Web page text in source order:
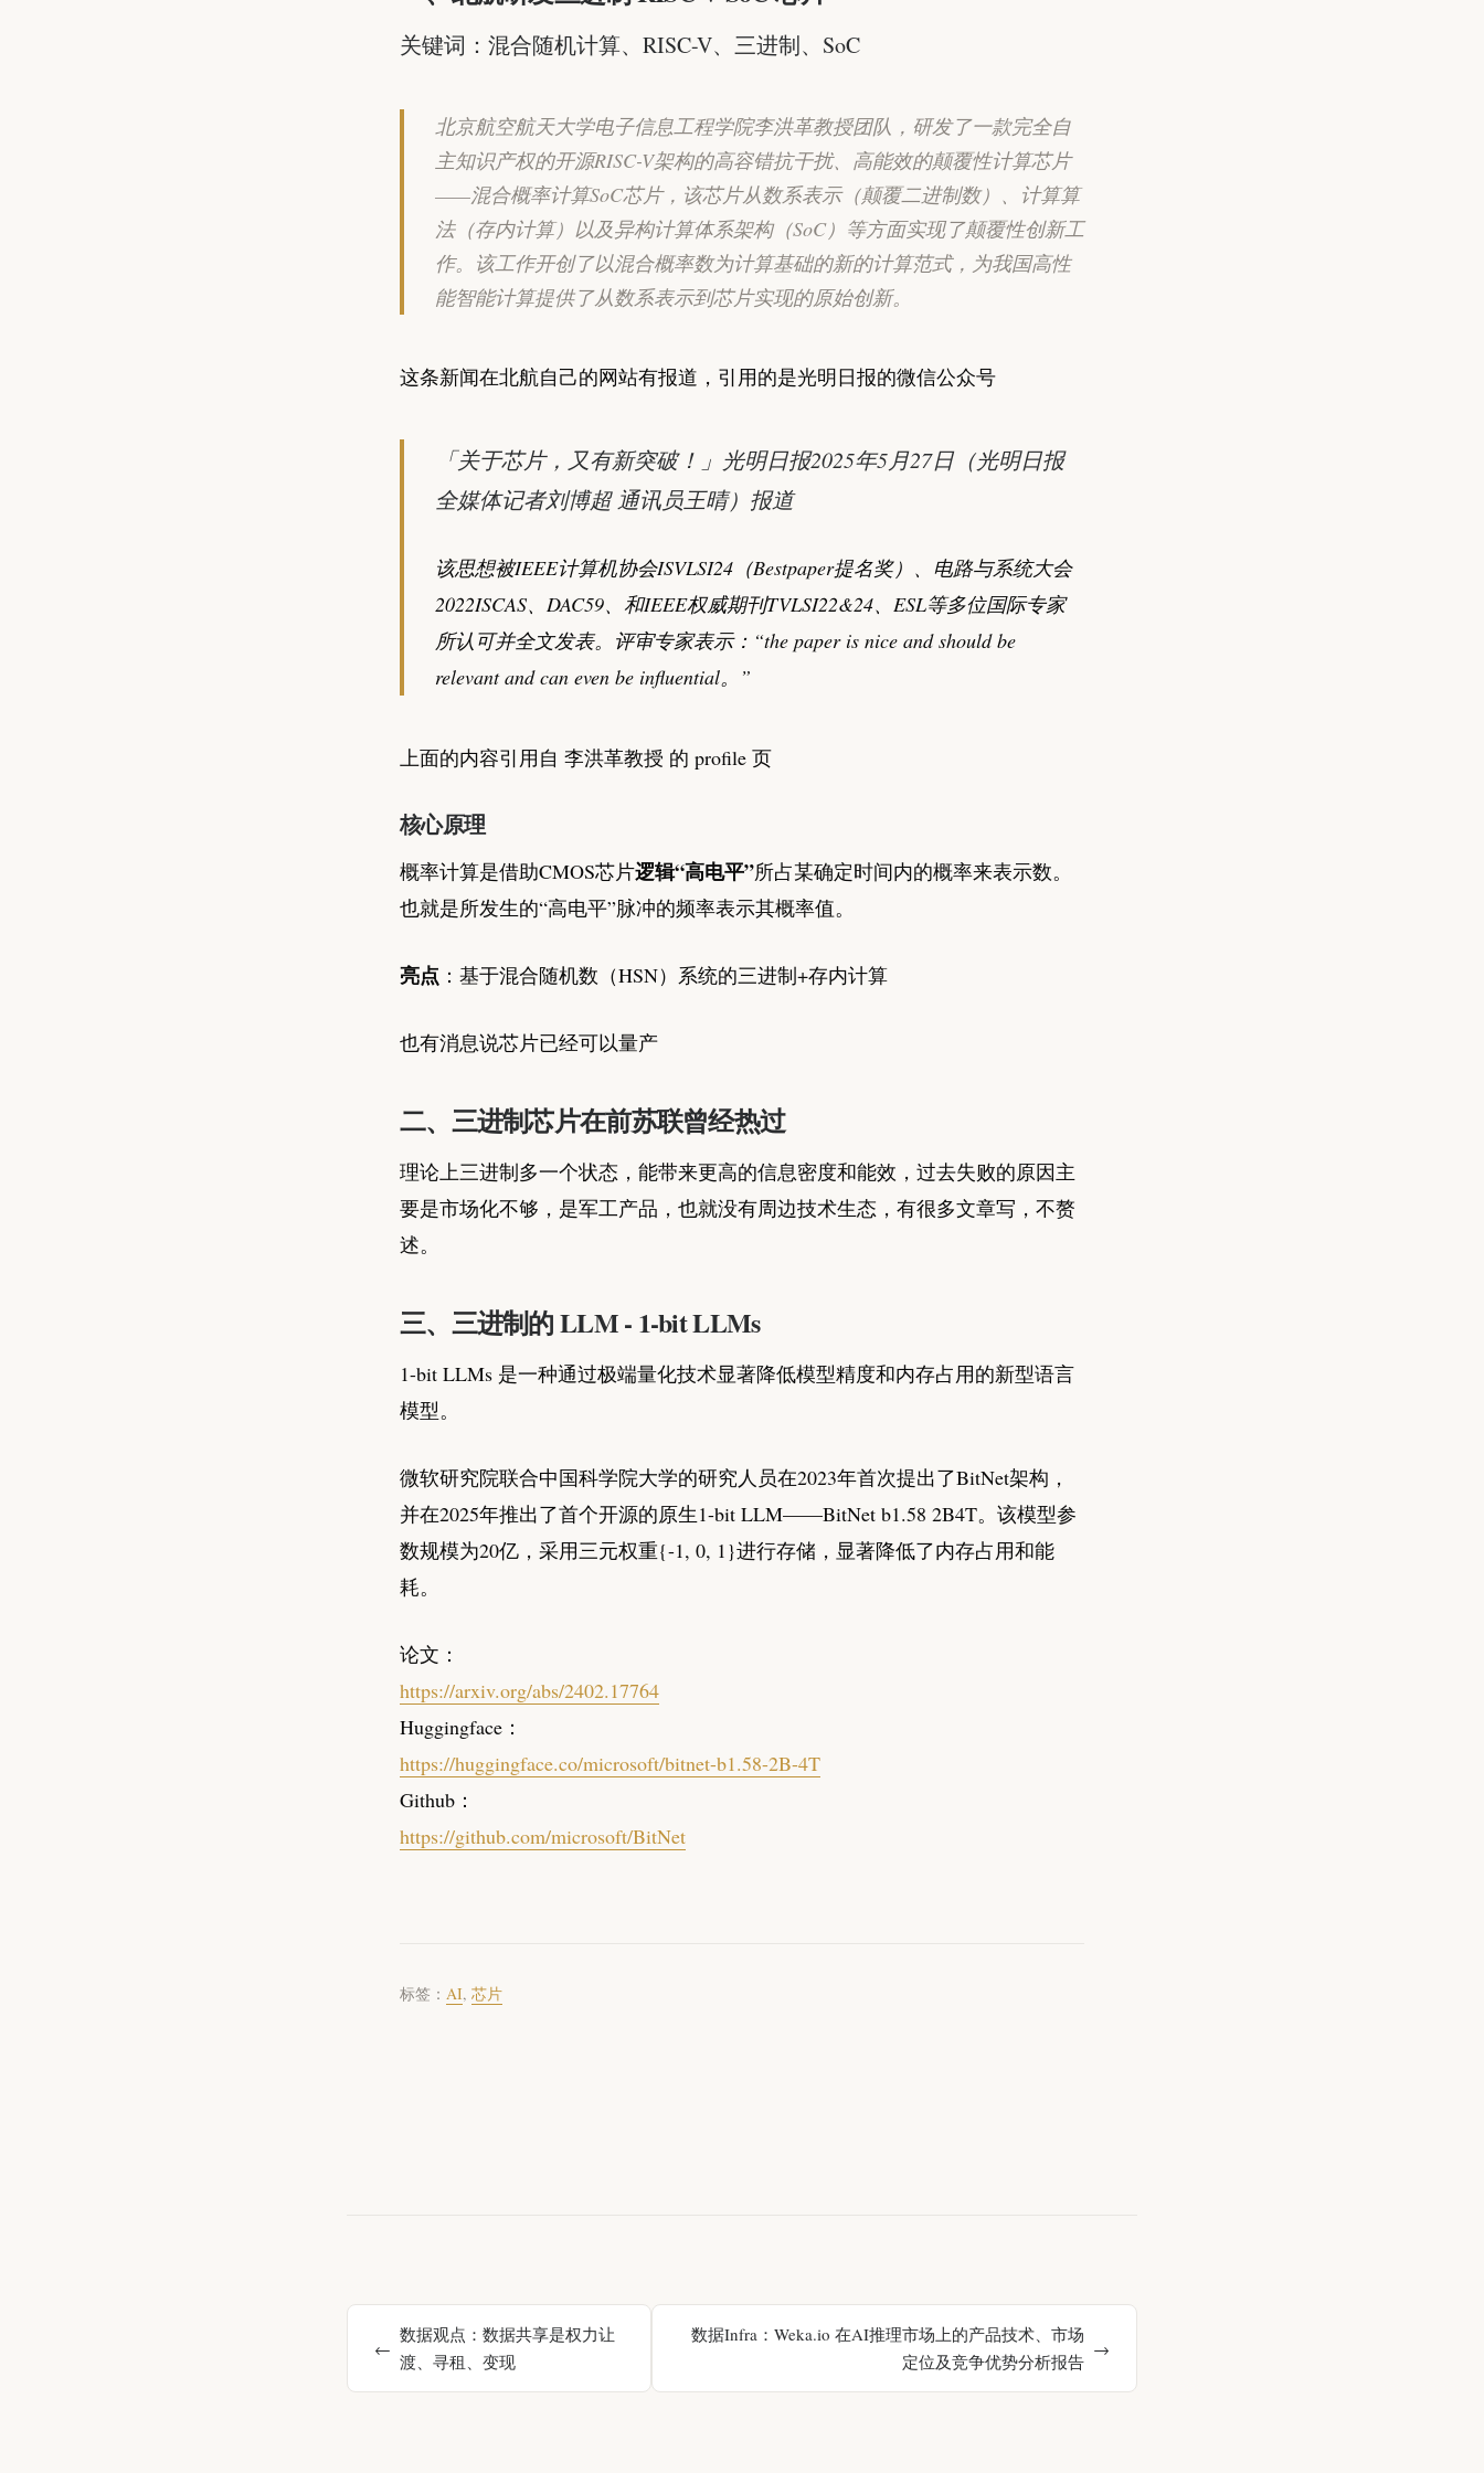
关键词：混合随机计算、RISC-V、三进制、SoC
北京航空航天大学电子信息工程学院李洪革教授团队，研发了一款完全自
主知识产权的开源RISC-V架构的高容错抗干扰、高能效的颠覆性计算芯片
——混合概率计算SoC芯片，该芯片从数系表示（颠覆二进制数）、计算算
法（存内计算）以及异构计算体系架构（SoC）等方面实现了颠覆性创新工
作。该工作开创了以混合概率数为计算基础的新的计算范式，为我国高性
能智能计算提供了从数系表示到芯片实现的原始创新。
这条新闻在北航自己的网站有报道，引用的是光明日报的微信公众号
「关于芯片，又有新突破！」光明日报2025年5月27日（光明日报
全媒体记者刘博超 通讯员王晴）报道
该思想被IEEE计算机协会ISVLSI24（Bestpaper提名奖）、电路与系统大会
2022ISCAS、DAC59、和IEEE权威期刊TVLSI22&24、ESL等多位国际专家
所认可并全文发表。评审专家表示：“the paper is nice and should be
relevant and can even be influential。”
上面的内容引用自 李洪革教授 的 profile 页
核心原理
概率计算是借助CMOS芯片逻辑“高电平”所占某确定时间内的概率来表示数。
也就是所发生的“高电平”脉冲的频率表示其概率值。
亮点 ：基于混合随机数（HSN）系统的三进制+存内计算
也有消息说芯片已经可以量产
二、三进制芯片在前苏联曾经热过
理论上三进制多一个状态，能带来更高的信息密度和能效，过去失败的原因主
要是市场化不够，是军工产品，也就没有周边技术生态，有很多文章写，不赘
述。
三、三进制的 LLM - 1-bit LLMs
1-bit LLMs 是一种通过极端量化技术显著降低模型精度和内存占用的新型语言
模型。
微软研究院联合中国科学院大学的研究人员在2023年首次提出了BitNet架构，
并在2025年推出了首个开源的原生1-bit LLM——BitNet b1.58 2B4T。该模型参
数规模为20亿，采用三元权重{-1, 0, 1}进行存储，显著降低了内存占用和能
耗。
论文：
https://arxiv.org/abs/2402.17764
Huggingface：
https://huggingface.co/microsoft/bitnet-b1.58-2B-4T
Github：
https://github.com/microsoft/BitNet
标签： AI, 芯片
数据观点：数据共享是权力让
渡、寻租、变现
数据Infra：Weka.io 在AI推理市场上的产品技术、市场
定位及竞争优势分析报告